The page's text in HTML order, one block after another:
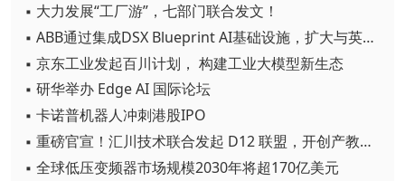
▪ 大力发展“工厂游”，七部门联合发文！
▪ ABB通过集成DSX Blueprint AI基础设施，扩大与英伟达的合作
▪ 京东工业发起百川计划， 构建工业大模型新生态
▪ 研华举办 Edge AI 国际论坛
▪ 卡诺普机器人冲刺港股IPO
▪ 重磅官宣！汇川技术联合发起 D12 联盟，开创产教融合新范式
▪ 全球低压变频器市场规模2030年将超170亿美元